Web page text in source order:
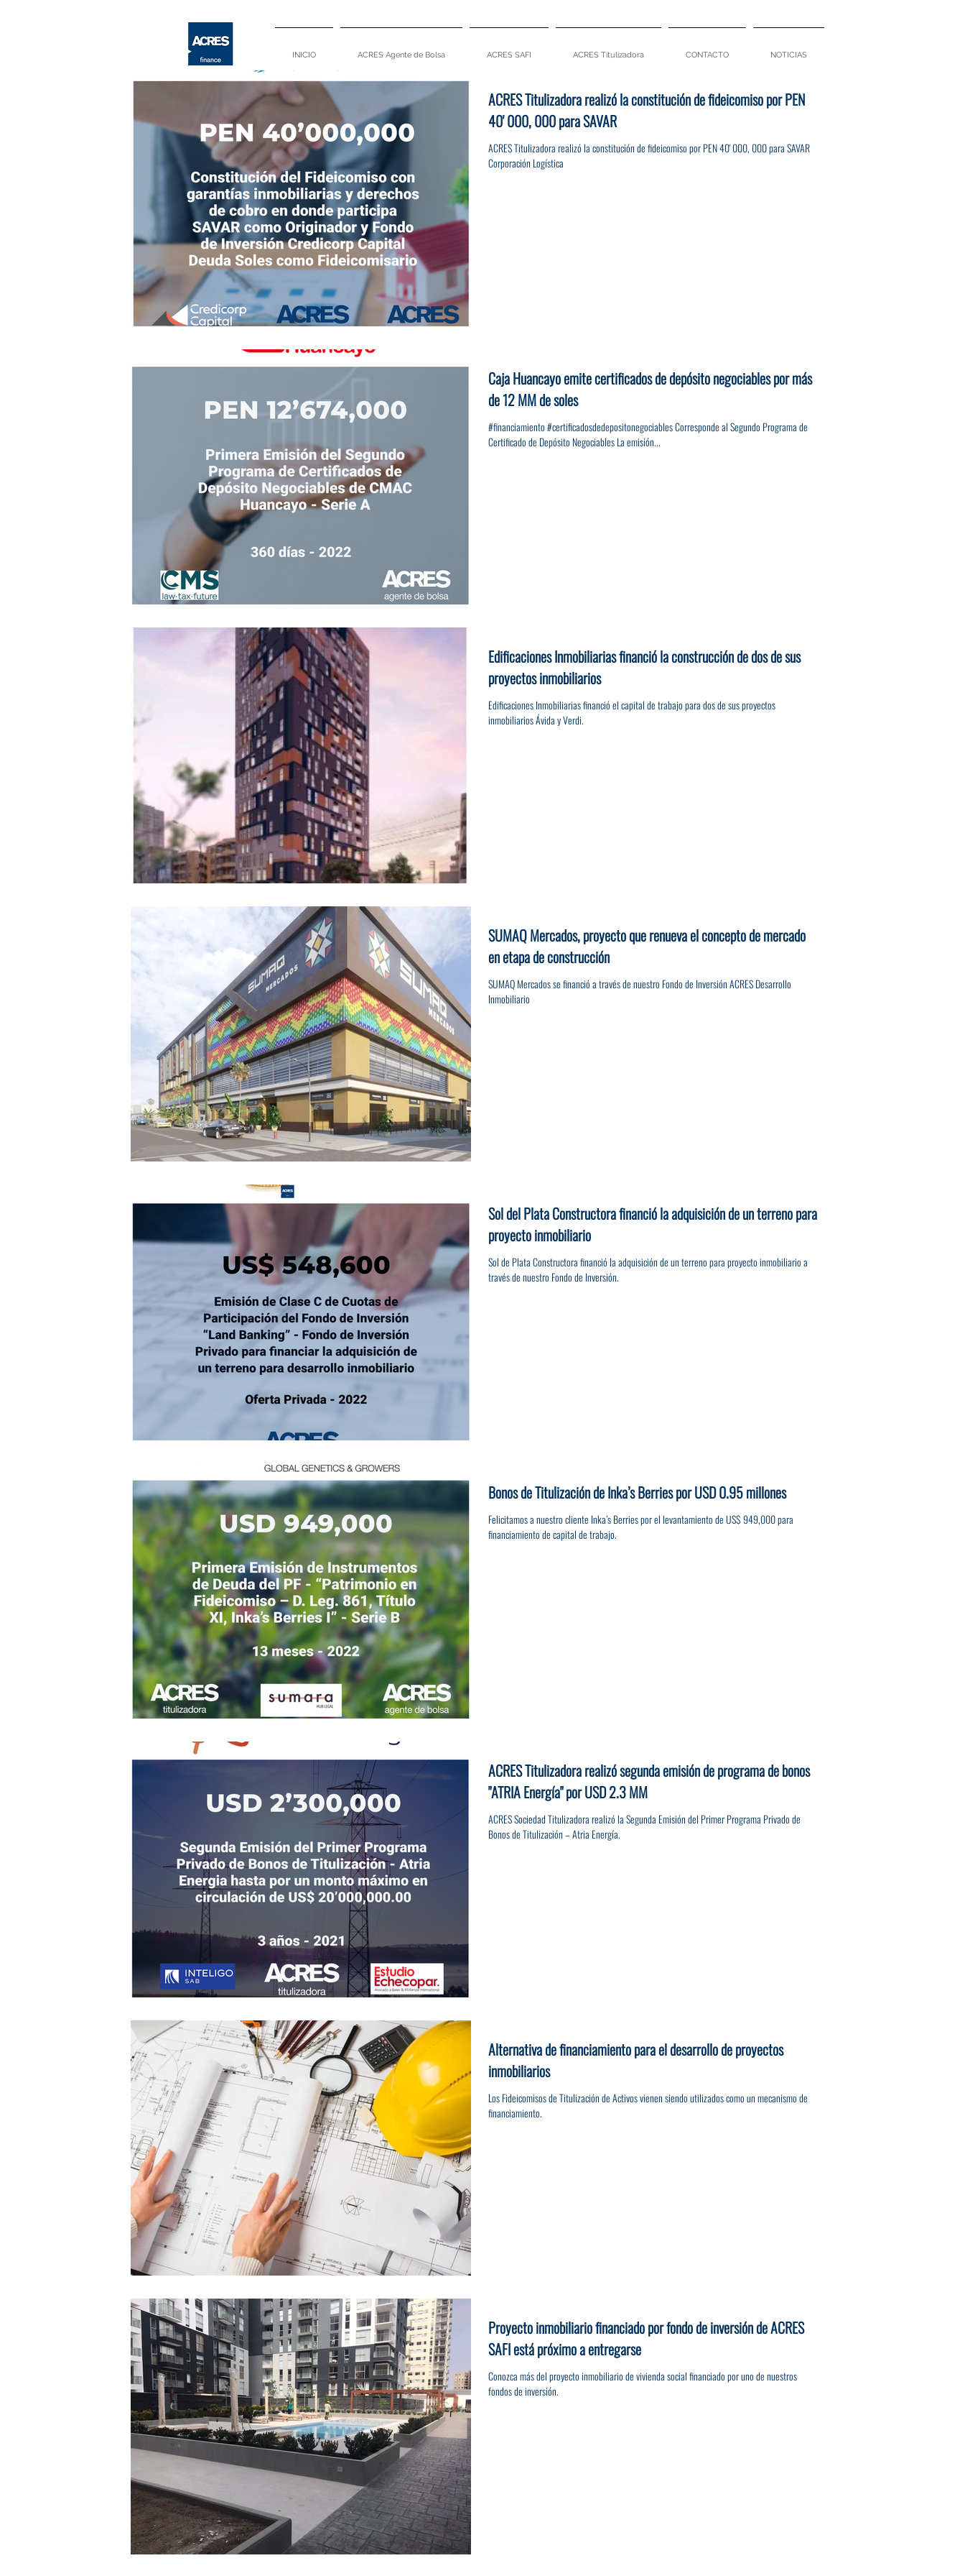
INICIO ACRES Agente de Bolsa ACRES SAFI ACRES Titulizadora CONTACTO NOTICIAS
ACRES Titulizadora realizó la constitución de fideicomiso por PEN
40' 000, 000 para SAVAR
ACRES Titulizadora realizó la constitución de fideicomiso por PEN 40' 000, 000 para SAVAR
Corporación Logística
Caja Huancayo emite certificados de depósito negociables por más
de 12 MM de soles
#financiamiento #certificadosdedepositonegociables Corresponde al Segundo Programa de
Certificado de Depósito Negociables La emisión...
Edificaciones Inmobiliarias financió la construcción de dos de sus
proyectos inmobiliarios
Edificaciones Inmobiliarias financió el capital de trabajo para dos de sus proyectos
inmobiliarios Ávida y Verdi.
SUMAQ Mercados, proyecto que renueva el concepto de mercado
en etapa de construcción
SUMAQ Mercados se financió a través de nuestro Fondo de Inversión ACRES Desarrollo
Inmobiliario
Sol del Plata Constructora financió la adquisición de un terreno para
proyecto inmobiliario
Sol de Plata Constructora financió la adquisición de un terreno para proyecto inmobiliario a
través de nuestro Fondo de Inversión.
Bonos de Titulización de Inka’s Berries por USD 0.95 millones
Felicitamos a nuestro cliente Inka’s Berries por el levantamiento de US$ 949,000 para
financiamiento de capital de trabajo.
ACRES Titulizadora realizó segunda emisión de programa de bonos
"ATRIA Energía" por USD 2.3 MM
ACRES Sociedad Titulizadora realizó la Segunda Emisión del Primer Programa Privado de
Bonos de Titulización – Atria Energía.
Alternativa de financiamiento para el desarrollo de proyectos
inmobiliarios
Los Fideicomisos de Titulización de Activos vienen siendo utilizados como un mecanismo de
financiamiento.
Proyecto inmobiliario financiado por fondo de inversión de ACRES
SAFI está próximo a entregarse
Conozca más del proyecto inmobiliario de vivienda social financiado por uno de nuestros
fondos de inversión.